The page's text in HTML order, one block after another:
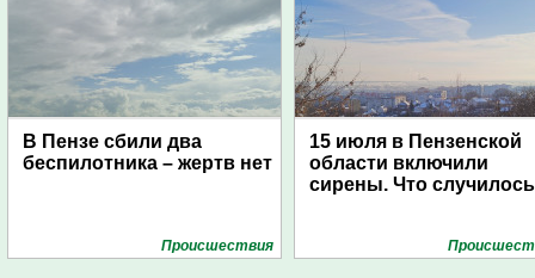
В Пензе сбили два
беспилотника – жертв нет
Проиcшествия
15 июля в Пензенской
области включили
сирены. Что